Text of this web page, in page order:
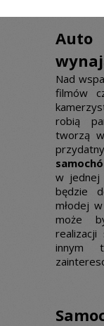
Auto
Nad
filmów
robią
tworzą
w jednej
będzie
młodej
może
innym